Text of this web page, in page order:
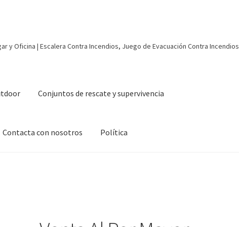
y Oficina | Escalera Contra Incendios, Juego de Evacuación Contra Incendios
Conjuntos de rescate y supervivencia
Contacta con nosotros Política